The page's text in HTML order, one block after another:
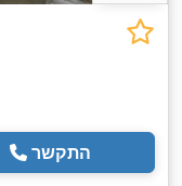
התקשר